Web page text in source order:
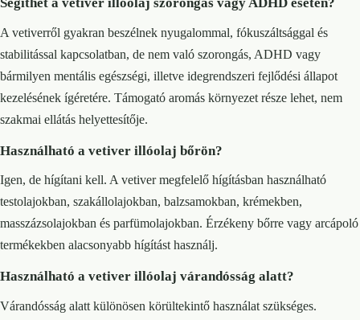
A vetiverről gyakran beszélnek nyugalommal, fókuszáltsággal és
stabilitással kapcsolatban, de nem való szorongás, ADHD vagy
bármilyen mentális egészségi, illetve idegrendszeri fejlődési állapot
kezelésének ígéretére. Támogató aromás környezet része lehet, nem
szakmai ellátás helyettesítője.
Használható a vetiver illóolaj bőrön?
Igen, de hígítani kell. A vetiver megfelelő hígításban használható
testolajokban, szakállolajokban, balzsamokban, krémekben,
masszázsolajokban és parfümolajokban. Érzékeny bőrre vagy arcápoló
termékekben alacsonyabb hígítást használj.
Használható a vetiver illóolaj várandósság alatt?
Várandósság alatt különösen körültekintő használat szükséges.